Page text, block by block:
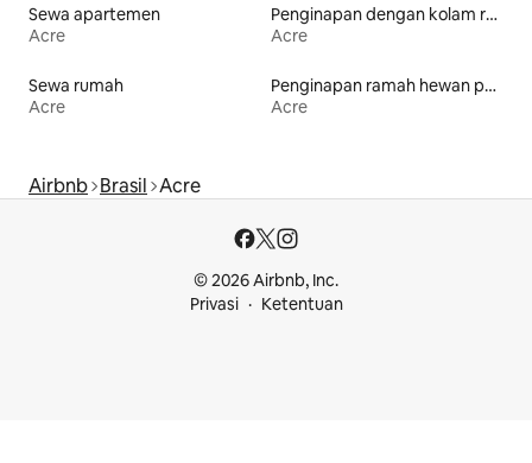
Sewa apartemen
Acre
Penginapan dengan kolam renang
Acre
Sewa rumah
Acre
Penginapan ramah hewan peliharaan
Acre
Airbnb Brasil Acre
© 2026 Airbnb, Inc.
Privasi
Ketentuan